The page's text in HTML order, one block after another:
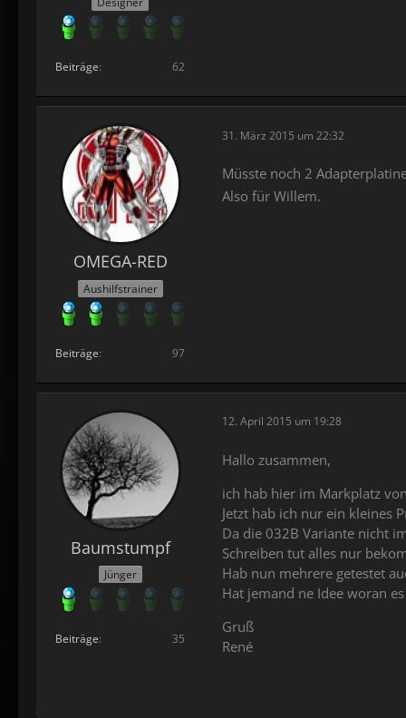
Beiträge 62
OMEGA-RED
Aushilfstrainer
Beiträge 97
31. März 2015 um 22:32
Müsste noch 2
Also für Willem.
Baumstumpf
Jünger
Beiträge 35
12. April 2015 um 19:28
Hallo zusammen,
ich hab hier im Markplatz
Jetzt hab ich nur ein kleines
Da die 032B Variante nicht
Schreiben tut alles nur
Hab nun mehrere getestet
Hat jemand ne Idee woran
Gruß
René